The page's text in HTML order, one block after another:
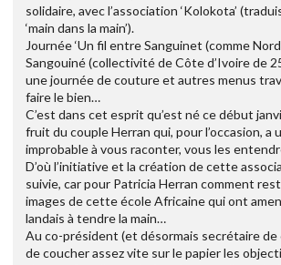
solidaire, avec l’association ‘Kolokota’
‘main dans la main’).
Journée ‘Un fil entre Sanguinet (comme
Sangouiné (collectivité de Côte d’Ivoire de
une journée de couture et autres menus
faire le bien…
C’est dans cet esprit qu’est né ce début
fruit du couple Herran qui, pour l’occasion, a
improbable à vous raconter, vous les
D’où l’initiative et la création de cette
suivie, car pour Patricia Herran comment
images de cette école Africaine qui ont
landais à tendre la main…
Au co-président (et désormais secrétaire
de coucher assez vite sur le papier les